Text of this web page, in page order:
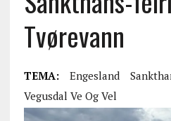
Tvørevann
TEMA: Engesland
Vegusdal Ve Og Vel